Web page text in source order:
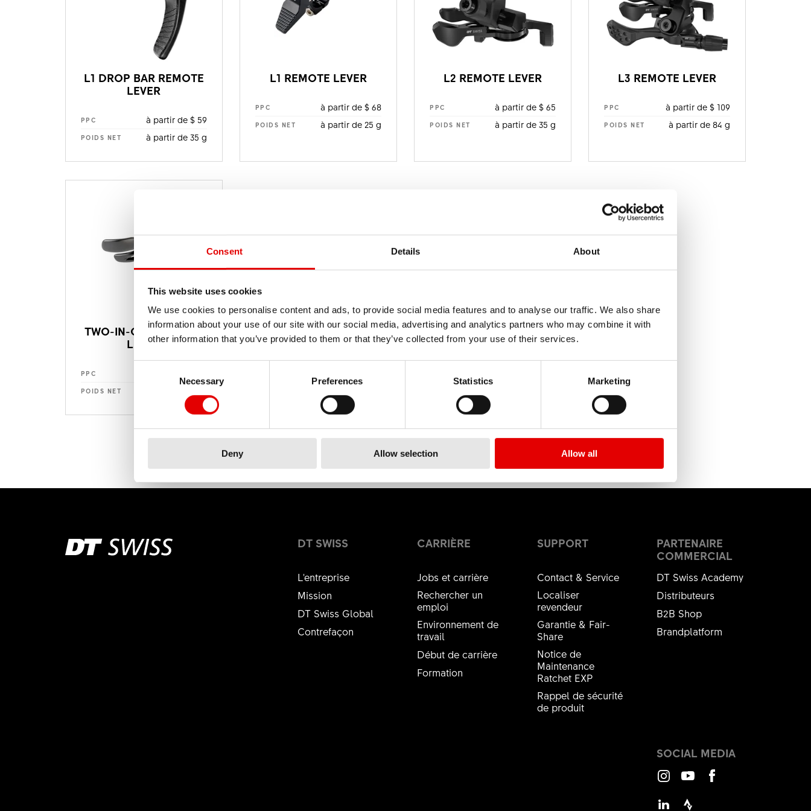
Consent Details About
This website uses cookies
We use cookies to personalise content and ads, to provide social media features and to analyse our traffic. We also share
information about your use of our site with our social media, advertising and analytics partners who may combine it with
other information that you’ve provided to them or that they’ve collected from your use of their services.
Necessary
Preferences Statistics Marketing
Deny Allow selection Allow all
L1 DROP BAR REMOTE
LEVER
PPC à partir de $ 59
POIDS NET à partir de 35 g
L1 REMOTE LEVER
PPC à partir de $ 68
POIDS NET à partir de 25 g
L2 REMOTE LEVER
PPC à partir de $ 65
POIDS NET à partir de 35 g
L3 REMOTE LEVER
PPC à partir de $ 109
POIDS NET à partir de 84 g
TWO-IN-ONE REMOTE
LEVER
PPC
POIDS NET
DT SWISS
L'entreprise
Mission
DT Swiss Global
Contrefaçon
CARRIÈRE
Jobs et carrière
Rechercher un
emploi
Environnement de
travail
Début de carrière
Formation
SUPPORT
Contact & Service
Localiser
revendeur
Garantie & Fair-
Share
Notice de
Maintenance
Ratchet EXP
Rappel de sécurité
de produit
PARTENAIRE
COMMERCIAL
DT Swiss Academy
Distributeurs
B2B Shop
Brandplatform
SOCIAL MEDIA